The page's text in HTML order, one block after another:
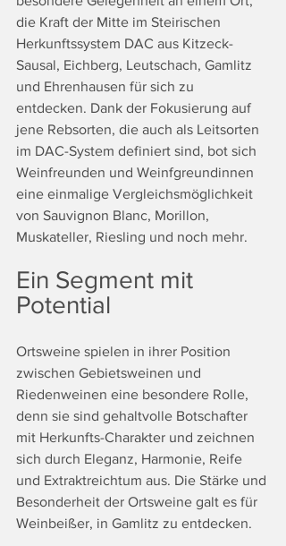
die Kraft der Mitte im Steirischen
Herkunftssystem DAC aus Kitzeck-
Sausal, Eichberg, Leutschach, Gamlitz
und Ehrenhausen für sich zu
entdecken. Dank der Fokusierung auf
jene Rebsorten, die auch als Leitsorten
im DAC-System definiert sind, bot sich
Weinfreunden und Weinfgreundinnen
eine einmalige Vergleichsmöglichkeit
von Sauvignon Blanc, Morillon,
Muskateller, Riesling und noch mehr.
Ein Segment mit
Potential
Ortsweine spielen in ihrer Position
zwischen Gebietsweinen und
Riedenweinen eine besondere Rolle,
denn sie sind gehaltvolle Botschafter
mit Herkunfts-Charakter und zeichnen
sich durch Eleganz, Harmonie, Reife
und Extraktreichtum aus. Die Stärke und
Besonderheit der Ortsweine galt es für
Weinbeißer, in Gamlitz zu entdecken.